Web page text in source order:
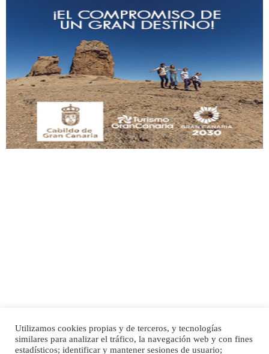
Gato manso encontrado
Este gato macho ha aparecido en la calle hace menos de un mes, es muy
manso y extremadamente cari...
Leales.org » Gran Canaria | 9.7.2025
SHIBA PERDIDO AVDA JOSE MESA Y LOPEZ
PERRO MACHO RAZA SHIBA CON MICROCHIP PERDIDO HOY 06/07/2025 ZONA
Utilizamos cookies propias y de terceros, y tecnologías
similares para analizar el tráfico, la navegación web y con fines
estadísticos; identificar y mantener sesiones de usuario;